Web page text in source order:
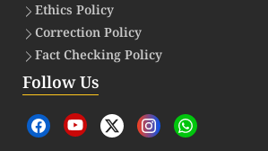
Ethics Policy
Correction Policy
Fact Checking Policy
Follow Us